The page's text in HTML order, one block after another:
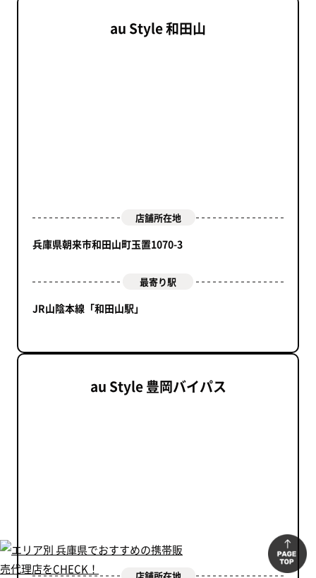
au Style 和田山
店舗所在地
兵庫県朝来市和田山町玉置1070-3
最寄り駅
JR山陰本線「和田山駅」
au Style 豊岡バイパス